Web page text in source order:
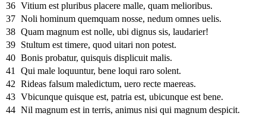
36 Vitium est pluribus placere malle, quam melioribus.
37 Noli hominum quemquam nosse, nedum omnes uelis.
38 Quam magnum est nolle, ubi dignus sis, laudarier!
39
Stultum est timere, quod uitari non potest.
40 Bonis probatur, quisquis displicuit malis.
41
Qui male loquuntur, bene loqui raro solent.
42 Rideas falsum maledictum, uero recte maereas.
43 Vbicunque quisque est, patria est, ubicunque est bene.
44 Nil magnum est in terris, animus nisi qui magnum despicit.